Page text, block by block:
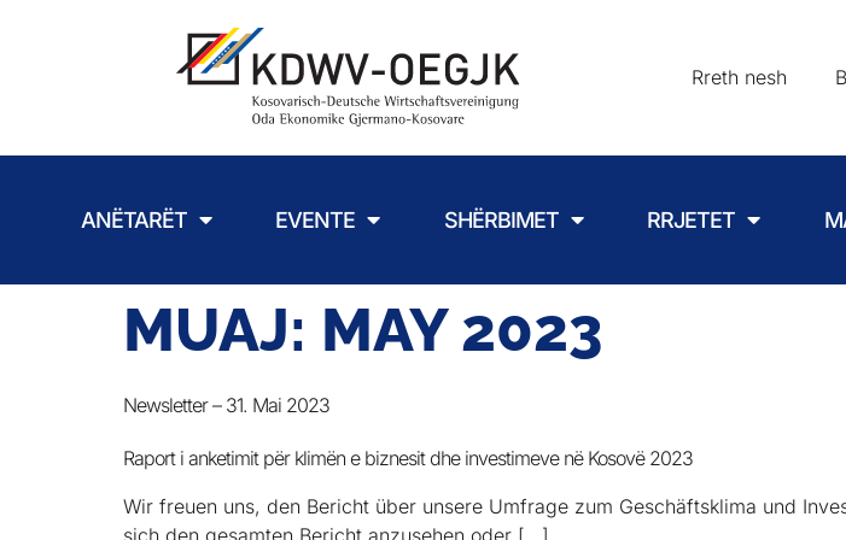
Rreth nesh
ANËTARËT EVENTE SHËRBIMET RRJETET
MUAJ: MAY 2023
Newsletter – 31. Mai 2023
Raport i anketimit për klimën e biznesit dhe investimeve në Kosovë 2023
Wir freuen uns, den Bericht über unsere Umfrage zum Geschäftsklima und
sich den gesamten Bericht anzusehen oder […]